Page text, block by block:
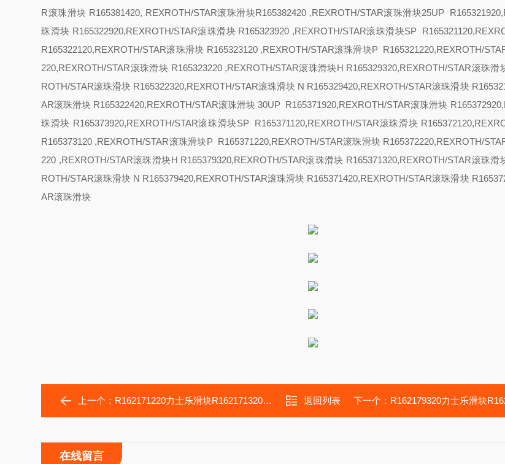
R滚珠滑块 R165381420, REXROTH/STAR滚珠滑块R165382420 ,REXROTH/STAR滚珠滑块25UP
珠滑块 R165322920,REXROTH/STAR滚珠滑块 R165323920 ,REXROTH/STAR滚珠滑块SP
R165322120,REXROTH/STAR滚珠滑块 R165323120 ,REXROTH/STAR滚珠滑块P R165321220,REXROTH/
220,REXROTH/STAR滚珠滑块 R165323220 ,REXROTH/STAR滚珠滑块H R165329320,REXROTH/STAR滚珠滑
ROTH/STAR滚珠滑块 R165322320,REXROTH/STAR滚珠滑块 N R165329420,REXROTH/STAR滚珠滑块
AR滚珠滑块 R165322420,REXROTH/STAR滚珠滑块30UP R165371920,REXROTH/STAR滚珠滑块
珠滑块 R165373920,REXROTH/STAR滚珠滑块SP R165371120,REXROTH/STAR滚珠滑块
R165373120 ,REXROTH/STAR滚珠滑块P R165371220,REXROTH/STAR滚珠滑块 R165372220,REXROTH/
220 ,REXROTH/STAR滚珠滑块H R165379320,REXROTH/STAR滚珠滑块 R165371320,REXROTH/STAR滚珠滑
ROTH/STAR滚珠滑块 N R165379420,REXROTH/STAR滚珠滑块 R165371420,REXROTH/STAR滚珠滑块
AR滚珠滑块
上一个： R162171220力士乐滑块R162171320大隈卧加MA-H运动轴承 返回列表 下一个： R162179320力士乐滑块R162179420大隈立
在线留言